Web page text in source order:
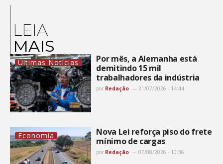
LEIA
MAIS
Últimas Notícias
Por mês, a Alemanha está
demitindo 15 mil
trabalhadores da indústria
por Redação 31/07/2026 - 14:44
Economia
Nova Lei reforça piso do frete
mínimo de cargas
por Redação 07/08/2026 - 10:36